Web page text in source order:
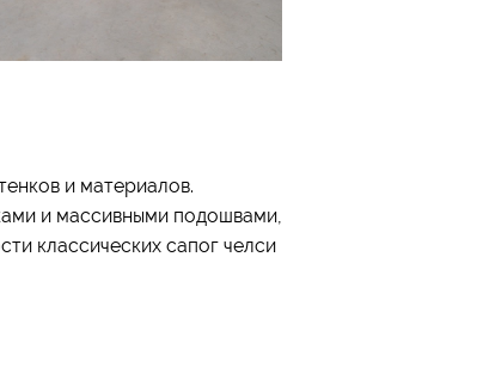
и материалов.
и массивными подошвами,
классических сапог челси